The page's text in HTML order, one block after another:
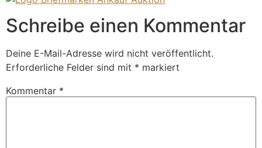
Schreibe einen Kommentar
Deine E-Mail-Adresse wird nicht veröffentlicht.
Erforderliche Felder sind mit * markiert
Kommentar *